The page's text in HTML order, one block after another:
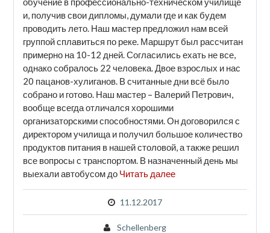
и, получив свои дипломы, думали где и как будем
проводить лето. Наш мастер предложил нам всей
группой сплавиться по реке. Маршрут был рассчитан
примерно на 10-12 дней. Согласились ехать не все,
однако собралось 22 человека. Двое взрослых и нас
20 пацанов-хулиганов. В считанные дни всё было
собрано и готово. Наш мастер – Валерий Петрович,
вообще всегда отличался хорошими
организаторскими способностями. Он договорился с
директором училища и получил большое количество
продуктов питания в нашей столовой, а также решил
все вопросы с транспортом. В назначенный день мы
выехали автобусом до Читать далее
11.12.2017
Schellenberg